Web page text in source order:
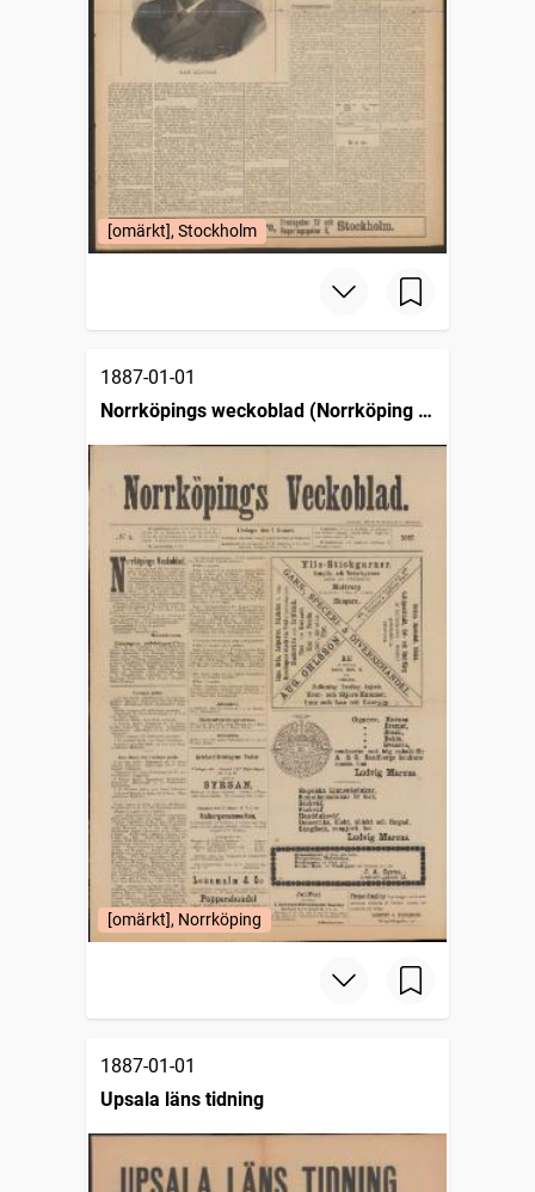
[omärkt], Stockholm
1887-01-01
Norrköpings weckoblad (Norrköping :
[omärkt], Norrköping
1887-01-01
Upsala läns tidning